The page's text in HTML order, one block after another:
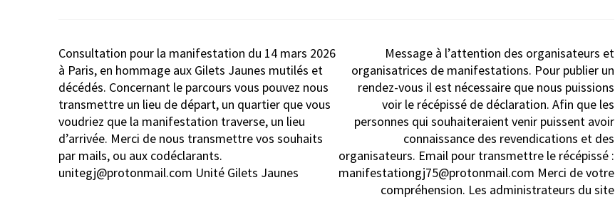
Navigation
de
l’article
Consultation pour la manifestation du 14 mars 2026
à Paris, en hommage aux Gilets Jaunes mutilés et
décédés. Concernant le parcours vous pouvez nous
transmettre un lieu de départ, un quartier que vous
voudriez que la manifestation traverse, un lieu
d’arrivée. Merci de nous transmettre vos souhaits
par mails, ou aux codéclarants.
unitegj@protonmail.com Unité Gilets Jaunes
Message à l’attention des organisateurs et
organisatrices de manifestations. Pour publier un
rendez-vous il est nécessaire que nous puissions
voir le récépissé de déclaration. Afin que les
personnes qui souhaiteraient venir puissent avoir
connaissance des revendications et des
organisateurs. Email pour transmettre le récépissé :
manifestationgj75@protonmail.com Merci de votre
compréhension. Les administrateurs du site